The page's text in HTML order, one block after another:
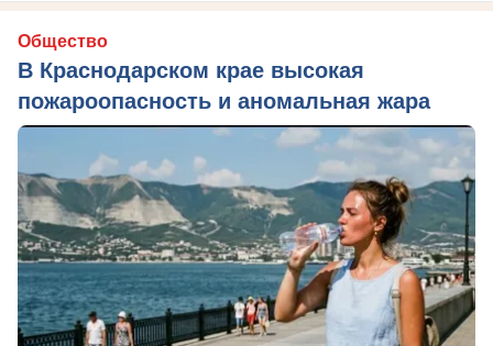
Общество
В Краснодарском крае высокая
пожароопасность и аномальная жара